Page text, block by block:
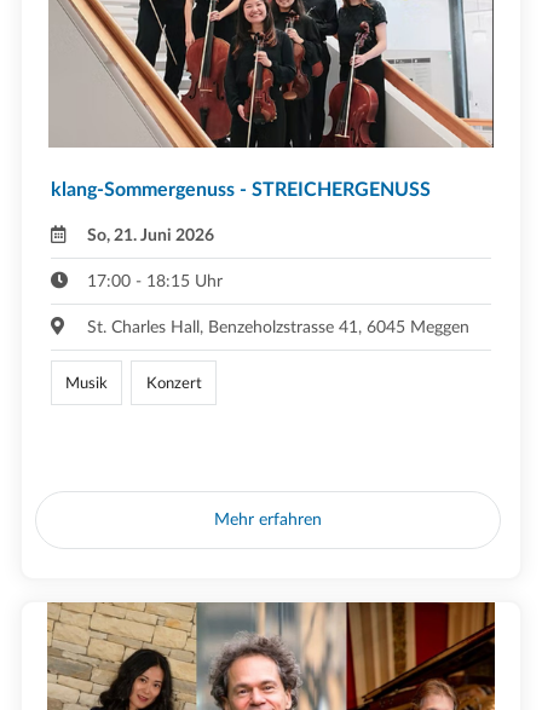
klang-Sommergenuss - STREICHERGENUSS
So, 21. Juni 2026
17:00 - 18:15 Uhr
St. Charles Hall, Benzeholzstrasse 41, 6045 Meggen
Musik Konzert
Mehr erfahren